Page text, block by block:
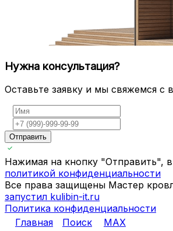
Нужна консультация?
Оставьте заявку и мы свяжемся с
Отправить
Нажимая на кнопку "Отправить",
политикой конфиденциальности
Все права защищены Мастер
запустил kulibin-it.ru
Политика конфиденциальности
Главная
Поиск MAX